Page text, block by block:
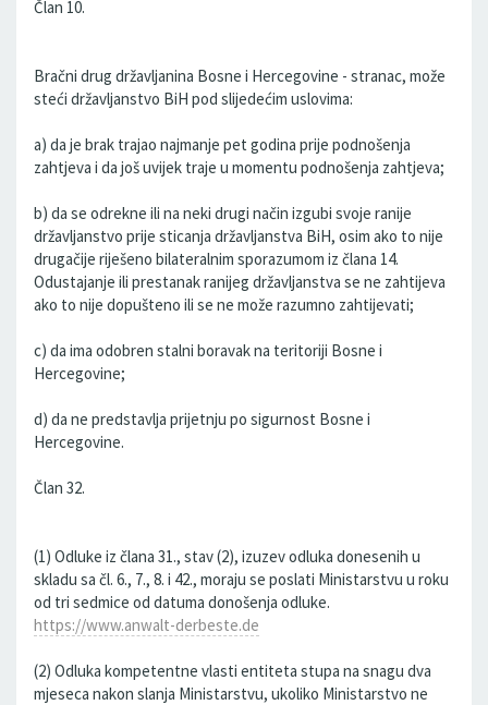
Član 10.
Bračni drug državljanina Bosne i Hercegovine - stranac, može
steći državljanstvo BiH pod slijedećim uslovima:
a) da je brak trajao najmanje pet godina prije podnošenja
zahtjeva i da još uvijek traje u momentu podnošenja zahtjeva;
b) da se odrekne ili na neki drugi način izgubi svoje ranije
državljanstvo prije sticanja državljanstva BiH, osim ako to nije
drugačije riješeno bilateralnim sporazumom iz člana 14.
Odustajanje ili prestanak ranijeg državljanstva se ne zahtijeva
ako to nije dopušteno ili se ne može razumno zahtijevati;
c) da ima odobren stalni boravak na teritoriji Bosne i
Hercegovine;
d) da ne predstavlja prijetnju po sigurnost Bosne i
Hercegovine.
Član 32.
(1) Odluke iz člana 31., stav (2), izuzev odluka donesenih u
skladu sa čl. 6., 7., 8. i 42., moraju se poslati Ministarstvu u roku
od tri sedmice od datuma donošenja odluke.
https://www.anwalt-derbeste.de
(2) Odluka kompetentne vlasti entiteta stupa na snagu dva
mjeseca nakon slanja Ministarstvu, ukoliko Ministarstvo ne